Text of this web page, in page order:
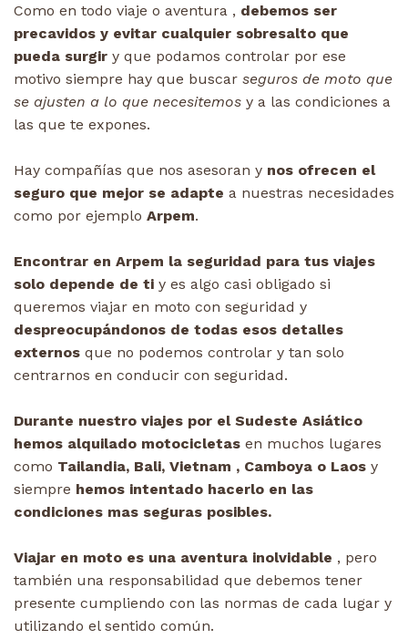
Como en todo viaje o aventura , debemos ser
precavidos y evitar cualquier sobresalto que
pueda surgir y que podamos controlar por ese
motivo siempre hay que buscar seguros de moto que
se ajusten a lo que necesitemos y a las condiciones a
las que te expones.
Hay compañías que nos asesoran y nos ofrecen el
seguro que mejor se adapte a nuestras necesidades
como por ejemplo Arpem.
Encontrar en Arpem la seguridad para tus viajes
solo depende de ti y es algo casi obligado si
queremos viajar en moto con seguridad y
despreocupándonos de todas esos detalles
externos que no podemos controlar y tan solo
centrarnos en conducir con seguridad.
Durante nuestro viajes por el Sudeste Asiático
hemos alquilado motocicletas en muchos lugares
como Tailandia, Bali, Vietnam , Camboya o Laos y
siempre hemos intentado hacerlo en las
condiciones mas seguras posibles.
Viajar en moto es una aventura inolvidable , pero
también una responsabilidad que debemos tener
presente cumpliendo con las normas de cada lugar y
utilizando el sentido común.